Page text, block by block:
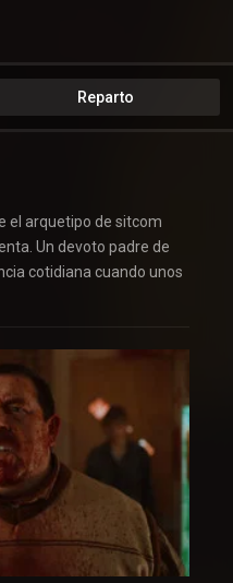
Reparto
el arquetipo de sitcom
Un devoto padre de
cotidiana cuando unos